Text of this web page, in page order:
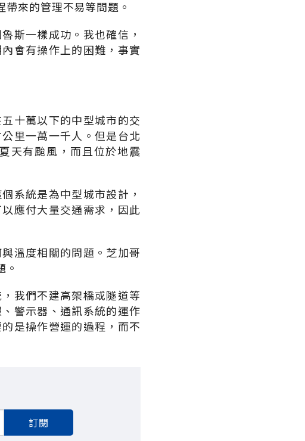
來的管理不易等問題。
斯一樣成功。我也確信，
會有操作上的困難，事實
十萬以下的中型城市的交
里一萬一千人。但是台北
天有颱風，而且位於地震
系統是為中型城市設計，
應付大量交通需求，因此
溫度相關的問題。芝加哥
我們不建高架橋或隧道等
警示器、通訊系統的運作
是操作營運的過程，而不
訂閱